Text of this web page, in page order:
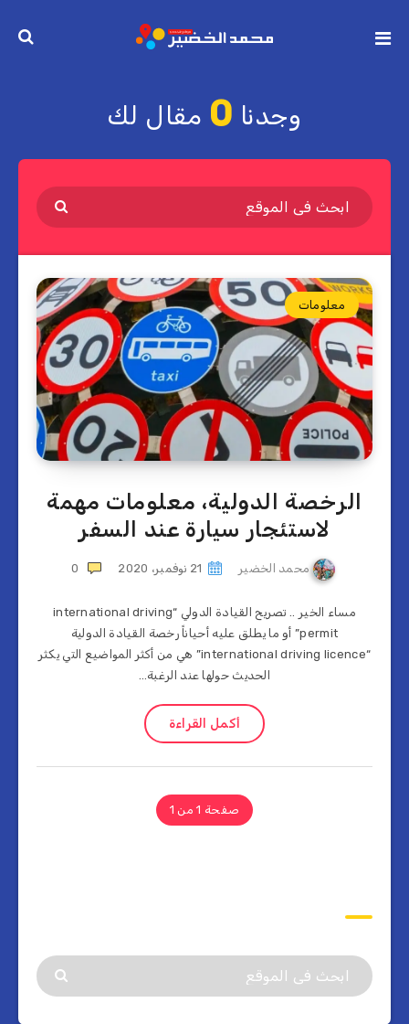
وجدنا 0 مقال لك
معلومات
الرخصة الدولية، معلومات مهمة
لاستئجار سيارة عند السفر
محمد الخضير 21 نوفمبر، 2020 0
مساء الخير .. تصريح القيادة الدولي “international driving
permit” أو ما يطلق عليه أحياناً رخصة القيادة الدولية
“international driving licence” هي من أكثر المواضيع التي يكثر
الحديث حولها عند الرغبة…
أكمل القراءة
صفحة 1 من 1